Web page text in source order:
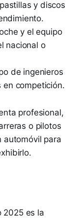
y discos
y el equipo
nacional o
de ingenieros
en competición.
profesional,
o pilotos
automóvil para
2025 es la